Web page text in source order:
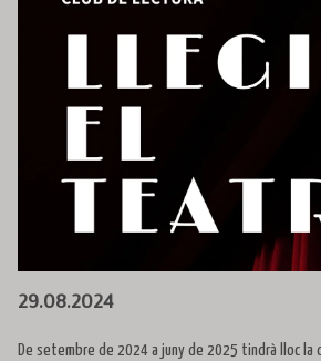
29.08.2024
De setembre de 2024 a juny de 2025 tindrà lloc la